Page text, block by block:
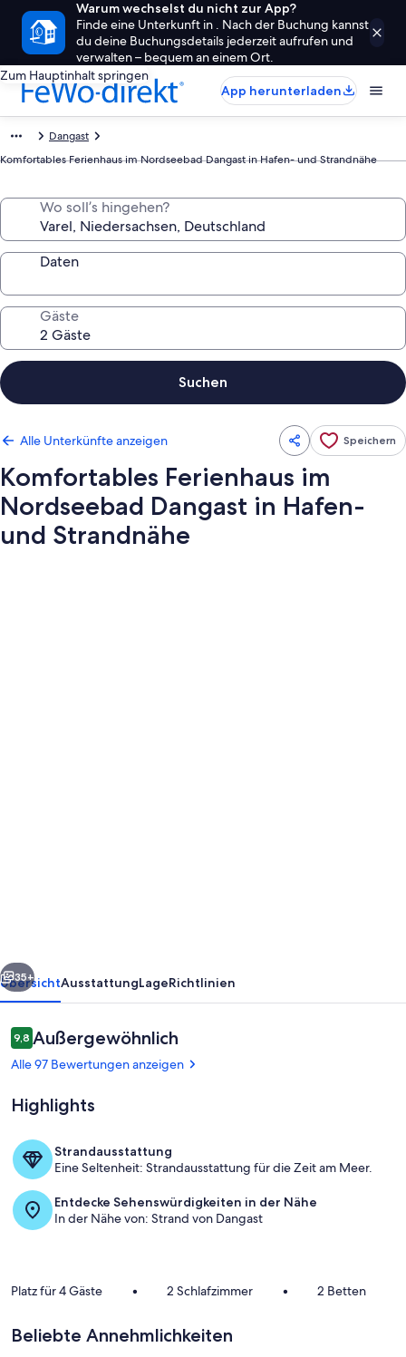
Warum wechselst du nicht zur App?
Finde eine Unterkunft in . Nach der Buchung kannst
du deine Buchungsdetails jederzeit aufrufen und
verwalten – bequem an einem Ort.
Zum Hauptinhalt springen
App herunterladen
Dangast
Komfortables Ferienhaus im Nordseebad Dangast in Hafen- und Strandnähe
Wo soll’s hingehen?
Daten
Gäste
Suchen
Alle Unterkünfte anzeigen Speichern
Komfortables Ferienhaus im
Nordseebad Dangast in Hafen-
und Strandnähe
Hafen-
und
Strandnähe
Wohnzimmer
Weiter
35+
ÜbersichtAusstattungLageRichtlinien
Bewertungen
9,89,8 von 10.
Außergewöhnlich
Alle 97 Bewertungen anzeigen
Highlights
Strandausstattung
Eine Seltenheit: Strandausstattung für die Zeit am Meer.
Entdecke Sehenswürdigkeiten in der Nähe
In der Nähe von: Strand von Dangast
Platz für 4 Gäste • 2 Schlafzimmer • 2 Betten
Beliebte Annehmlichkeiten